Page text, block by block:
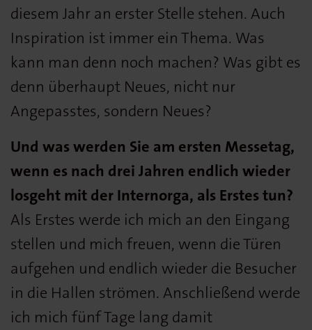
diesem Jahr an erster Stelle stehen. Auch
Inspiration ist immer ein Thema. Was
kann man denn noch machen? Was gibt es
denn überhaupt Neues, nicht nur
Angepasstes, sondern Neues?
Und was werden Sie am ersten Messetag,
wenn es nach drei Jahren endlich wieder
losgeht mit der Internorga, als Erstes tun?
Als Erstes werde ich mich an den Eingang
stellen und mich freuen, wenn die Türen
aufgehen und endlich wieder die Besucher
in die Hallen strömen. Anschließend werde
ich mich fünf Tage lang damit